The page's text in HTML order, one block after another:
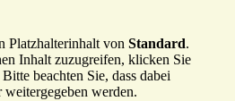
Platzhalterinhalt von Standard.
Inhalt zuzugreifen, klicken Sie
beachten Sie, dass dabei
werden.